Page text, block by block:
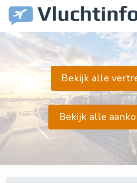
Bekijk alle
Bekijk alle